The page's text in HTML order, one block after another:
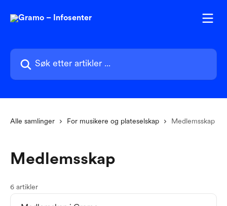
Søk etter artikler ...
Alle samlinger For musikere og plateselskap Medlemsskap
Medlemsskap
6 artikler